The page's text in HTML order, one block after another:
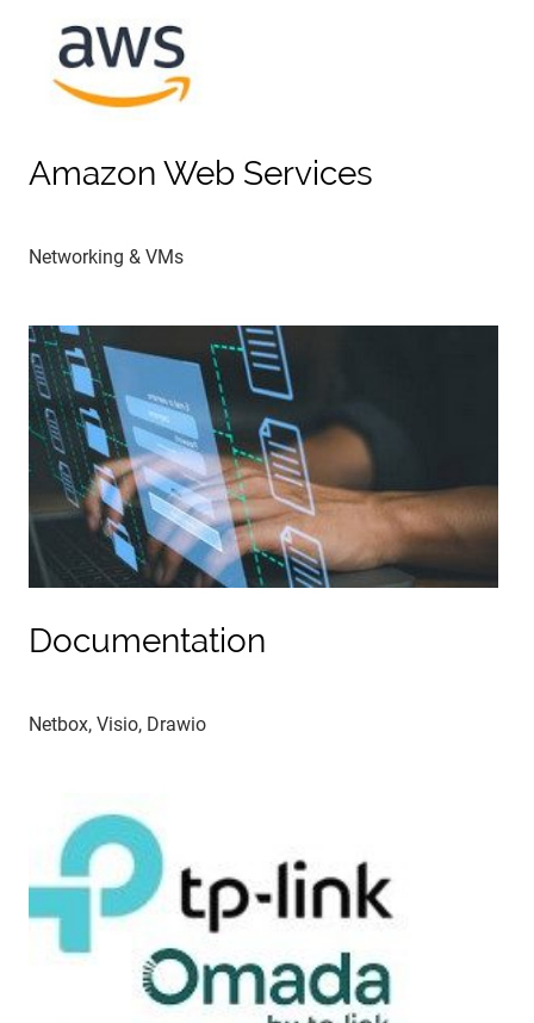
Amazon Web Services
Networking & VMs
Documentation
Netbox, Visio, Drawio